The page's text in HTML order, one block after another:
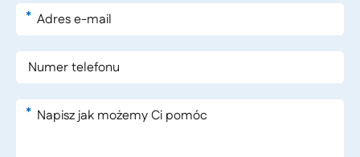
*
*